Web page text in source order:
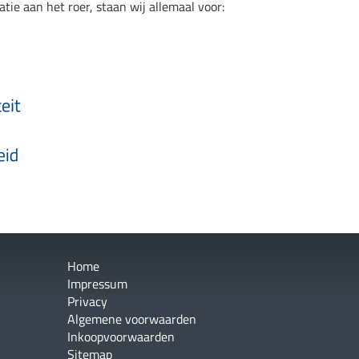
aan het roer, staan wij allemaal voor:
Home
Impressum
Privacy
Algemene voorwaarden
Inkoopvoorwaarden
Sitemap